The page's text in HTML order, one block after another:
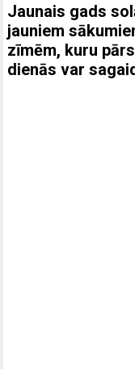
Jaunais gads
jauniem
zīmēm, kuru
dienās var